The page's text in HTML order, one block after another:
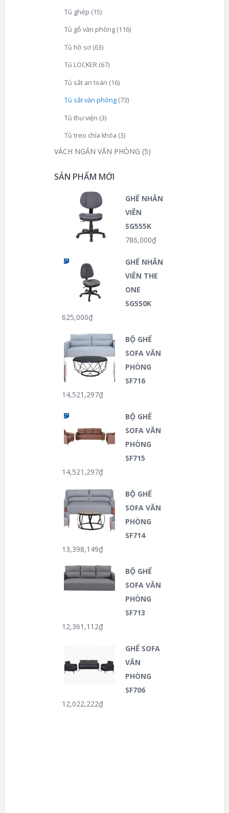
Tủ ghép (15)
Tủ gỗ văn phòng (116)
Tủ hồ sơ (63)
Tủ LOCKER (67)
Tủ sắt an toàn (16)
Tủ sắt văn phòng (73)
Tủ thư viện (3)
Tủ treo chìa khóa (3)
VÁCH NGĂN VĂN PHÒNG (5)
SẢN PHẨM MỚI
GHẾ NHÂN
VIÊN
SG555K
786,000₫
GHẾ NHÂN
VIÊN THE
ONE
SG550K
625,000₫
BỘ GHẾ
SOFA VĂN
PHÒNG
SF716
14,521,297₫
BỘ GHẾ
SOFA VĂN
PHÒNG
SF715
14,521,297₫
BỘ GHẾ
SOFA VĂN
PHÒNG
SF714
13,398,149₫
BỘ GHẾ
SOFA VĂN
PHÒNG
SF713
12,361,112₫
GHẾ SOFA
VĂN
PHÒNG
SF706
12,022,222₫